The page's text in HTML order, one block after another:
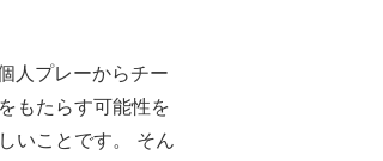
人プレーからチー
もたらす可能性を
いことです。 そん